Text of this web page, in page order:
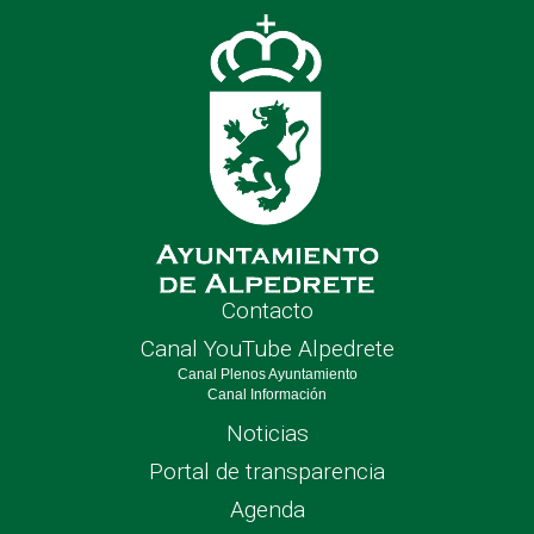
Contacto
Canal YouTube Alpedrete
Canal Plenos Ayuntamiento
Canal Información
Noticias
Portal de transparencia
Agenda